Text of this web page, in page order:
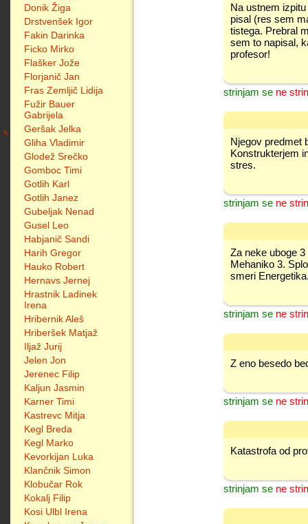
Donik Žiga
Drstvenšek Igor
Fakin Darinka
Ficko Mirko
Flašker Jože
Florjanič Jan
Fras Zemljič Lidija
Fužir Bauer
Gabrijela
Geršak Jelka
Gliha Vladimir
Glodež Srečko
Gomboc Timi
Gotlih Karl
Gotlih Janez
Gubeljak Nenad
Gusel Leo
Habjanič Sandi
Harih Gregor
Hauko Robert
Hernavs Jernej
Hrastnik Ladinek
Irena
Hribernik Aleš
Hriberšek Matjaž
Iljaž Jurij
Jelen Jon
Jerenec Filip
Kaljun Jasmin
Karner Timi
Kastrevc Mitja
Kegl Breda
Kegl Marko
Kevorkijan Luka
Klančnik Simon
Klobučar Rok
Kokalj Filip
Kosi Ulbl Irena
Na ustnem
pisal (res sem
tistega. Prebral
sem to napisal,
profesor!
strinjam se ne
Njegov predmet
Konstrukterjem
stres.
strinjam se ne
Za neke uboge
Mehaniko 3.
smeri
strinjam se ne
Z eno besedo
strinjam se ne
Katastrofa od
strinjam se ne